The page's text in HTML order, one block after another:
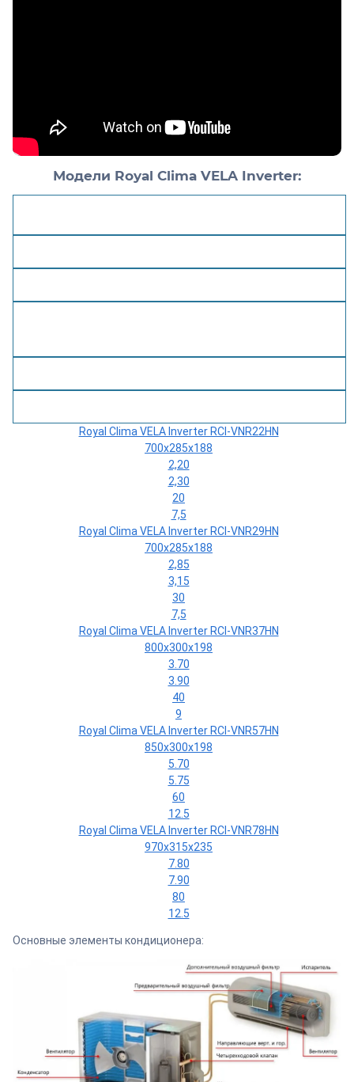
Модели Royal Clima VELA Inverter:
Royal Clima VELA Inverter RCI-VNR22HN
700х285х188
2,20
2,30
20
7,5
Royal Clima VELA Inverter RCI-VNR29HN
700х285х188
2,85
3,15
30
7,5
Royal Clima VELA Inverter RCI-VNR37HN
800х300х198
3.70
3.90
40
9
Royal Clima VELA Inverter RCI-VNR57HN
850х300х198
5.70
5.75
60
12.5
Royal Clima VELA Inverter RCI-VNR78HN
970х315х235
7.80
7.90
80
12.5
Основные элементы кондиционера: